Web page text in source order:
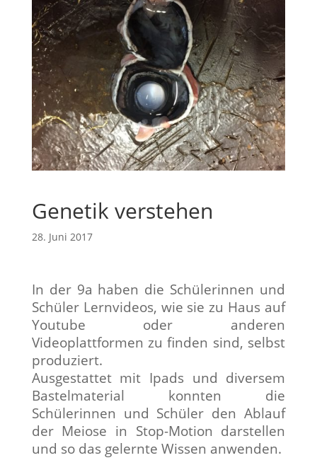
Genetik verstehen
28. Juni 2017
In der 9a haben die Schülerinnen und
Schüler Lernvideos, wie sie zu Haus auf
Youtube oder anderen
Videoplattformen zu finden sind, selbst
produziert.
Ausgestattet mit Ipads und diversem
Bastelmaterial konnten die
Schülerinnen und Schüler den Ablauf
der Meiose in Stop-Motion darstellen
und so das gelernte Wissen anwenden.